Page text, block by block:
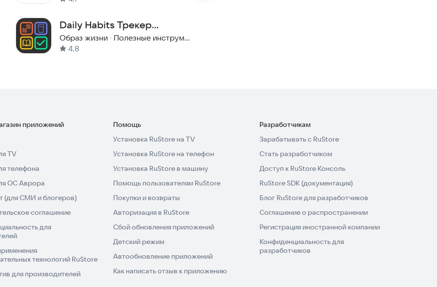
к отказу от плохих привычек.
вашего удобства.
доступным для людей по всему миру.
привычками. С Bad Habit Break здоровое
Daily Habits Трекер
привычек и ежедневных
действий
Образ жизни · Полезные инструменты
4,8
приложений
TV
телефона
ОС Аврора
(для СМИ и блогеров)
соглашение
для
технологий RuStore
для производителей
Помощь
Установка RuStore на TV
Установка RuStore на телефон
Установка RuStore в машину
Помощь пользователям RuStore
Покупки и возвраты
Авторизация в RuStore
Сбой обновления приложений
Детский режим
Автообновление приложений
Как написать отзыв к приложению
Разработчикам
Зарабатывать с RuStore
Стать разработчиком
Доступ к RuStore Консоль
RuStore SDK (документация)
Блог RuStore для разработчиков
Соглашение о распространении
Регистрация иностранной компании
Конфиденциальность для
разработчиков